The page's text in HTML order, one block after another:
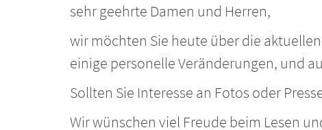
sehr geehrte Damen und Herren,
wir möchten Sie heute über die
einige personelle Veränderungen, und
Sollten Sie Interesse an Fotos oder
Wir wünschen viel Freude beim Lesen